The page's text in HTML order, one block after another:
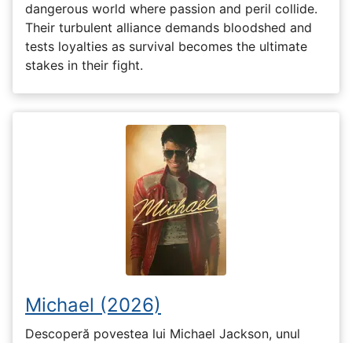
dangerous world where passion and peril collide.
Their turbulent alliance demands bloodshed and
tests loyalties as survival becomes the ultimate
stakes in their fight.
Michael (2026)
Descoperă povestea lui Michael Jackson, unul